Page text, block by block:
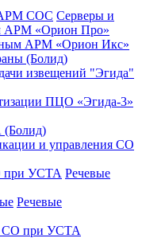
АРМ СОС Серверы и
АРМ «Орион Про»
АРМ «Орион Икс»
(Болид)
извещений "Эгида"
ПЦО «Эгида-3»
(Болид)
и управления СО
при УСТА Речевые
Речевые
СО при УСТА